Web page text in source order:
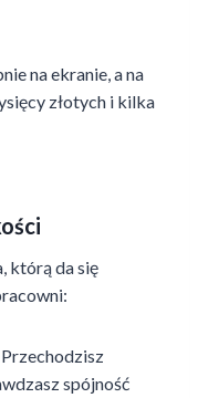
na ekranie, a na
złotych i kilka
którą da się
Przechodzisz
spójność